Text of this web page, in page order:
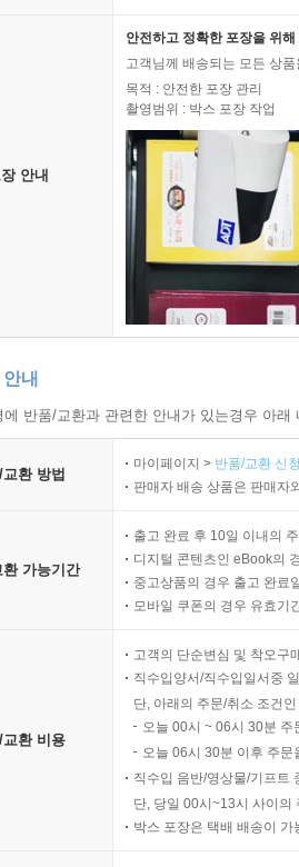
안내
안전하고 정확한 포장을 위
고객님께 배송되는 모든 상
목적 : 안전한 포장 관리
촬영범위 : 박스 포장 작업
내
반품/교환과 관련한 안내가 있는경우 아
환 방법
마이페이지 > 반품/교환 신
판매자 배송 상품은 판매자
환 가능기간
출고 완료 후 10일 이내의
디지털 콘텐츠인 eBook의
중고상품의 경우 출고 완료
모바일 쿠폰의 경우 유효기
교환 비용
고객의 단순변심 및 착오구
직수입양서/직수입일서중
단, 아래의 주문/취소 조건
오늘 00시 ~ 06시 30분
오늘 06시 30분 이후 주
직수입 음반/영상물/기프트
단, 당일 00시~13시 사이의
박스 포장은 택배 배송이